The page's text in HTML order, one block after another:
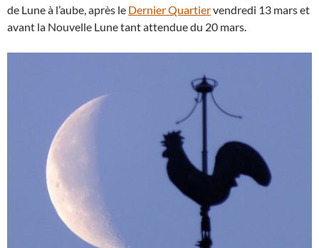
de Lune à l’aube, après le Dernier Quartiervendredi 13 mars et
avant la Nouvelle Lune tant attendue du 20 mars.